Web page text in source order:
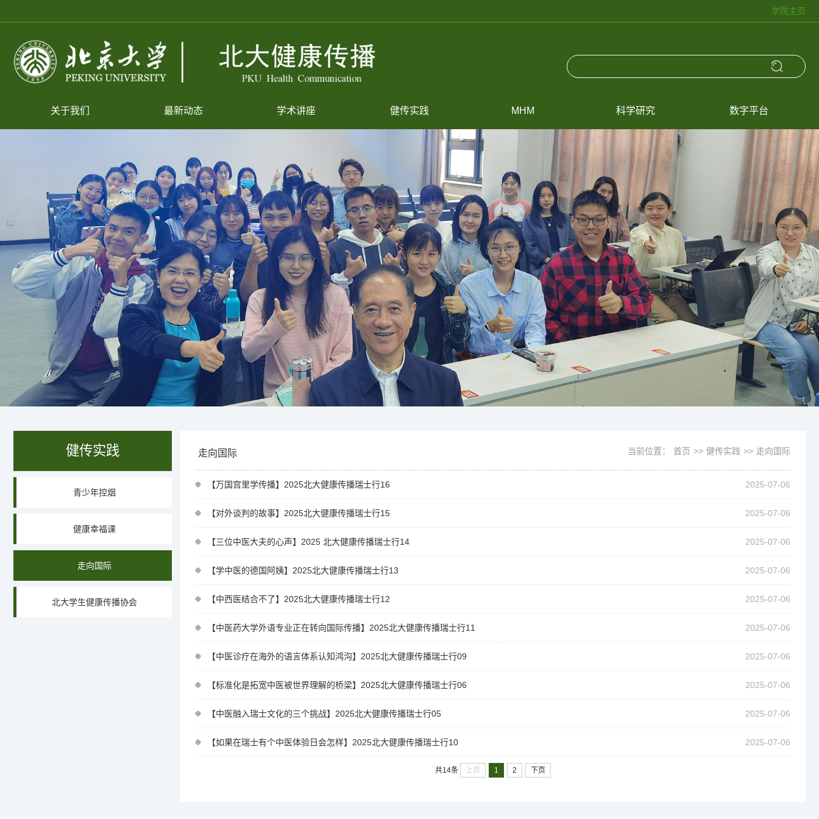
学院主页
关于我们 最新动态 学术讲座 健传实践 MHM 科学研究 数字平台
健传实践
青少年控烟
健康幸福课
走向国际
北大学生健康传播协会
走向国际 当前位置： 首页 >> 健传实践 >> 走向国际
【万国宫里学传播】2025北大健康传播瑞士行16 2025-07-06
【对外谈判的故事】2025北大健康传播瑞士行15 2025-07-06
【三位中医大夫的心声】2025 北大健康传播瑞士行14 2025-07-06
【学中医的德国阿姨】2025北大健康传播瑞士行13 2025-07-06
【中西医结合不了】2025北大健康传播瑞士行12 2025-07-06
【中医药大学外语专业正在转向国际传播】2025北大健康传播瑞士行11 2025-07-06
【中医诊疗在海外的语言体系认知鸿沟】2025北大健康传播瑞士行09 2025-07-06
【标准化是拓宽中医被世界理解的桥梁】2025北大健康传播瑞士行06 2025-07-06
【中医融入瑞士文化的三个挑战】2025北大健康传播瑞士行05 2025-07-06
【如果在瑞士有个中医体验日会怎样】2025北大健康传播瑞士行10 2025-07-06
共14条 上页 1 2 下页